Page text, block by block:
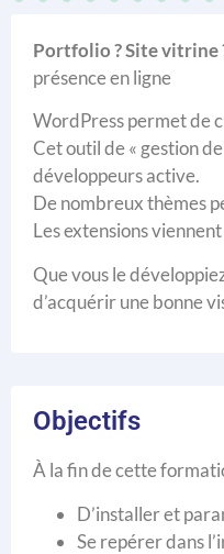
Portfolio ? Site vitrine
présence en ligne
WordPress permet de
Cet outil de « gestion
développeurs active.
De nombreux thèmes
Les extensions
Que vous le
d’acquérir une bonne
Objectifs
À la fin de cette
D’installer et
Se repérer dans